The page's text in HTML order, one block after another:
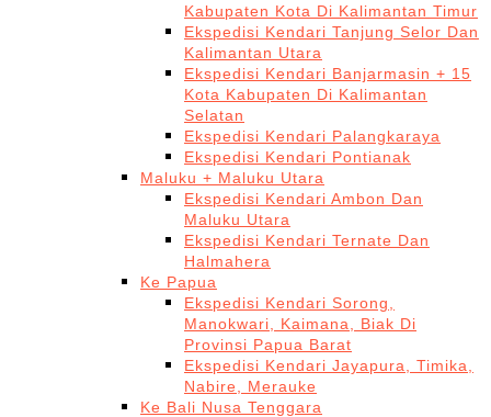
Kabupaten Kota Di Kalimantan Timur
Ekspedisi Kendari Tanjung Selor Dan
Kalimantan Utara
Ekspedisi Kendari Banjarmasin + 15
Kota Kabupaten Di Kalimantan
Selatan
Ekspedisi Kendari Palangkaraya
Ekspedisi Kendari Pontianak
Maluku + Maluku Utara
Ekspedisi Kendari Ambon Dan
Maluku Utara
Ekspedisi Kendari Ternate Dan
Halmahera
Ke Papua
Ekspedisi Kendari Sorong,
Manokwari, Kaimana, Biak Di
Provinsi Papua Barat
Ekspedisi Kendari Jayapura, Timika,
Nabire, Merauke
Ke Bali Nusa Tenggara